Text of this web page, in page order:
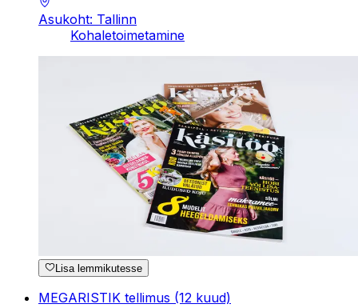
Asukoht: Tallinn
Kohaletoimetamine
Lisa lemmikutesse
MEGARISTIK tellimus (12 kuud)